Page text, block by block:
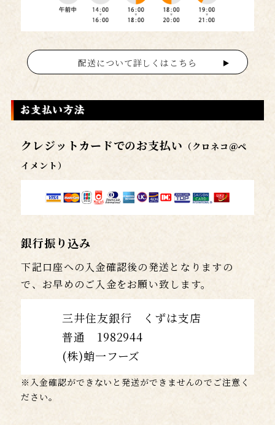
配送について詳しくはこちら
クレジットカードでのお支払い （クロネコ＠ペ
イメント）
銀行振り込み
下記口座への入金確認後の発送となりますの
で、お早めのご入金をお願い致します。
三井住友銀行 くずは支店
普通 1982944
(株)蛸一フーズ
※入金確認ができないと発送ができませんのでご注意く
ださい。